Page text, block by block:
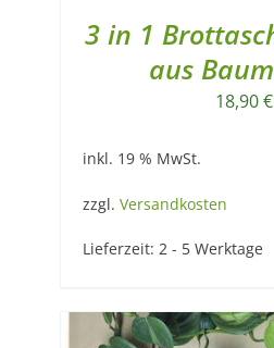
3 in 1
aus
18,90€
inkl. 19 % MwSt.
zzgl. Versandkosten
Lieferzeit: 2 - 5 Werktage